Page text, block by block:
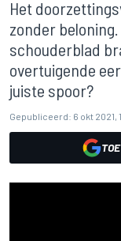
Het
zonder
schouderblad
overtuigende
juiste spoor?
Gepubliceerd: 6 okt 2021,